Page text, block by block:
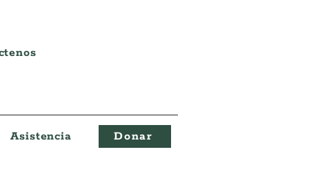
Asistencia Donar